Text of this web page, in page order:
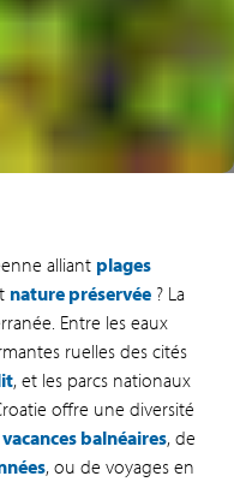
alliant plages
nature préservée ? La
Entre les eaux
ruelles des cités
, et les parcs nationaux
offre une diversité
vacances balnéaires, de
, ou de voyages en